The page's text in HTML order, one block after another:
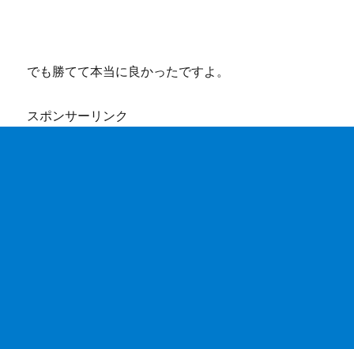
でも勝てて本当に良かったですよ。
スポンサーリンク